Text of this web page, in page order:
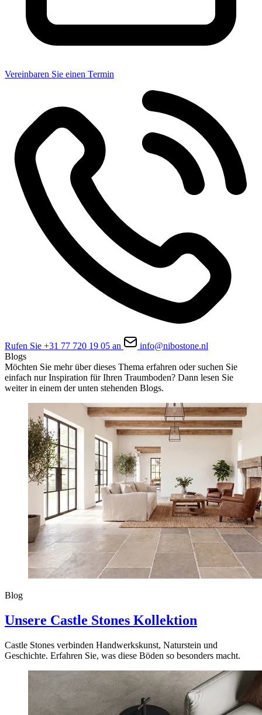
Vereinbaren Sie einen Termin
Rufen Sie +31 77 720 19 05 an
info@nibostone.nl
Blogs
Möchten Sie mehr über dieses Thema erfahren oder suchen Sie
einfach nur Inspiration für Ihren Traumboden? Dann lesen Sie
weiter in einem der unten stehenden Blogs.
Blog
Unsere Castle Stones Kollektion
Castle Stones verbinden Handwerkskunst, Naturstein und
Geschichte. Erfahren Sie, was diese Böden so besonders macht.